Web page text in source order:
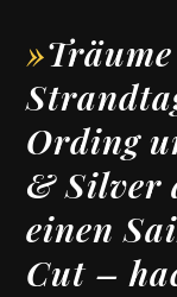
»
Ording
& Silver
einen
Cut –